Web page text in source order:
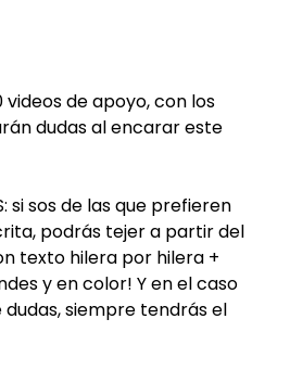
videos de apoyo, con los
dudas al encarar este
si sos de las que prefieren
podrás tejer a partir del
texto hilera por hilera +
y en color! Y en el caso
siempre tendrás el